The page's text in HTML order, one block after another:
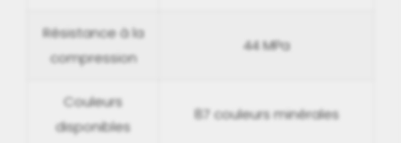
Résistance à la
compression
44 MPa
Couleurs
disponibles
87 couleurs minérales